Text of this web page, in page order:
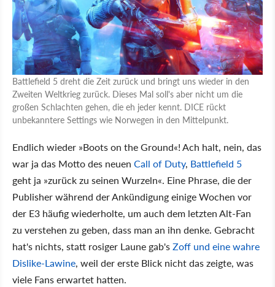
Battlefield 5 dreht die Zeit zurück und bringt uns wieder in den
Zweiten Weltkrieg zurück. Dieses Mal soll's aber nicht um die
großen Schlachten gehen, die eh jeder kennt. DICE rückt
unbekanntere Settings wie Norwegen in den Mittelpunkt.
Endlich wieder »Boots on the Ground«! Ach halt, nein, das
war ja das Motto des neuen Call of Duty, Battlefield 5
geht ja »zurück zu seinen Wurzeln«. Eine Phrase, die der
Publisher während der Ankündigung einige Wochen vor
der E3 häufig wiederholte, um auch dem letzten Alt-Fan
zu verstehen zu geben, dass man an ihn denke. Gebracht
hat's nichts, statt rosiger Laune gab'sZoff und eine wahre
Dislike-Lawine, weil der erste Blick nicht das zeigte, was
viele Fans erwartet hatten.